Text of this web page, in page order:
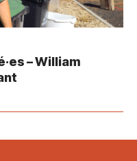
– William